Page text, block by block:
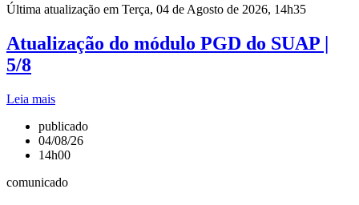
Última atualização em Terça, 04 de Agosto de 2026, 14h35
Atualização do módulo PGD do SUAP |
5/8
Leia mais
publicado
04/08/26
14h00
comunicado